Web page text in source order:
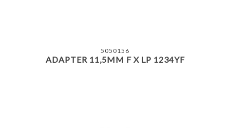
5050156
ADAPTER 11,5MM F X LP 1234YF